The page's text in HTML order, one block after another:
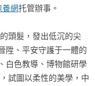
養網托管辦事。
頭髮，發出低沉的尖
陞、平安守護于一體的
白色教導、博物館研學
試圖以柔性的美學，中